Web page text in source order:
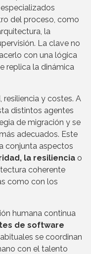
del proceso, como
la
La clave no
con una lógica
replica la dinámica
resiliencia y costes. A
distintos agentes
de migración y se
adecuados. Este
conjunta aspectos
la resiliencia o
coherente
como con los
humana continua
de software
se coordinan
con el talento